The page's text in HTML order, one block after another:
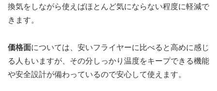
換気をしながら使えばほとんど気にならない程度に軽減で
きます。
価格面については、安いフライヤーに比べると高めに感じ
る人もいますが、その分しっかり温度をキープできる機能
や安全設計が備わっているので安心して使えます。